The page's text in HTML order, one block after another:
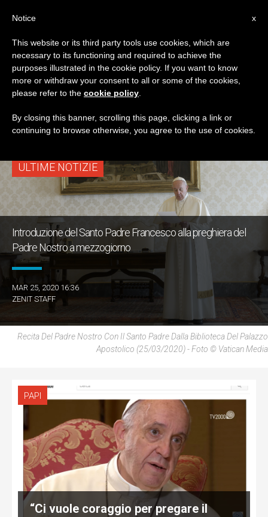
TAG
Posts Tagged ‘padre
Nostro’
ULTIME NOTIZIE
Introduzione del Santo Padre Francesco alla preghiera del
Padre Nostro a mezzogiorno
MAR 25, 2020 16:36
ZENIT STAFF
Recita Del Padre Nostro Con Il Santo Padre Dalla Biblioteca Del Palazzo
Apostolico (25/03/2020) - Foto © Vatican Media
PAPI
“Ci vuole coraggio per pregare il
x
Notice
This website or its third party tools use cookies, which are
necessary to its functioning and required to achieve the
purposes illustrated in the cookie policy. If you want to know
more or withdraw your consent to all or some of the cookies,
please refer to the cookie policy
By closing this banner, scrolling this page, clicking a link or
continuing to browse otherwise, you agree to the use of cookies.